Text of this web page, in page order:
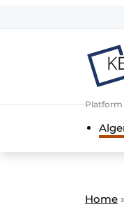
Platform
Home